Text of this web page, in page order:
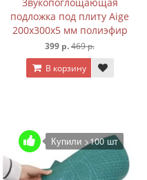
подложка под плиту Aige
200х300х5 мм полиэфир
399 р.469 р.
В корзину
Купили >100 шт